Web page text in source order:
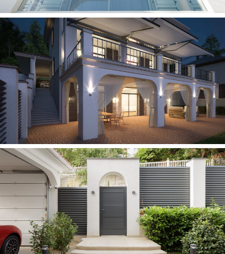
Обработка персональных данных
Политика конфиденциальности
Проект — реализация
Награды и публикации
Контакты
3D-Анимация
Дизайн интерьеров
Архитектура
© Archi-Nova, 2025
Архитектурная
студия